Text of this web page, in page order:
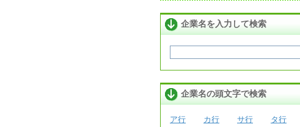
企業名を入力して検索
企業名の頭文字で検索
ア行 カ行 サ行 タ行